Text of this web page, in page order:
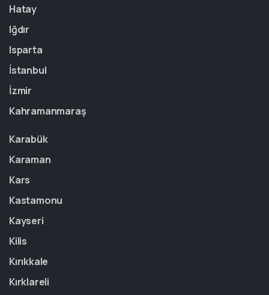
Hatay
Iğdır
Isparta
İstanbul
İzmir
Kahramanmaraş
Karabük
Karaman
Kars
Kastamonu
Kayseri
Kilis
Kırıkkale
Kırklareli